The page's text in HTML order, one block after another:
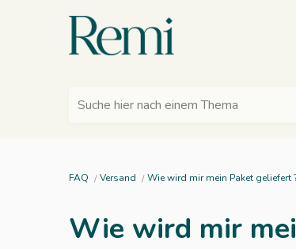
Suche hier nach einem Thema
FAQ Versand Wie wird mir mein Paket geliefert
Wie wird mir